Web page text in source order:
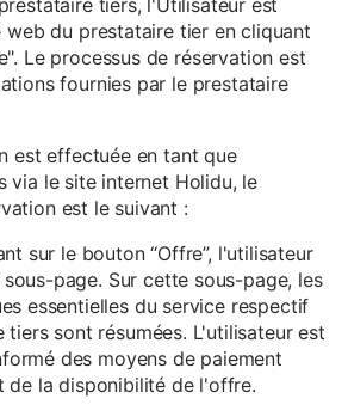
tiers, l'Utilisateur est
web du prestataire tier en cliquant
Le processus de réservation est
fournies par le prestataire
est effectuée en tant que
via le site internet Holidu, le
est le suivant :
sur le bouton “Offre”, l'utilisateur
page. Sur cette sous-page, les
essentielles du service respectif
tiers sont résumées. L'utilisateur est
des moyens de paiement
de la disponibilité de l'offre.